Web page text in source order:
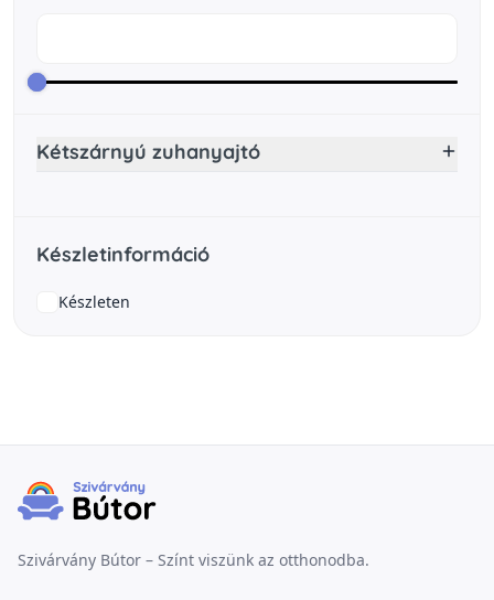
Kétszárnyú zuhanyajtó
Készletinformáció
Készleten
Szivárvány Bútor – Színt viszünk az otthonodba.